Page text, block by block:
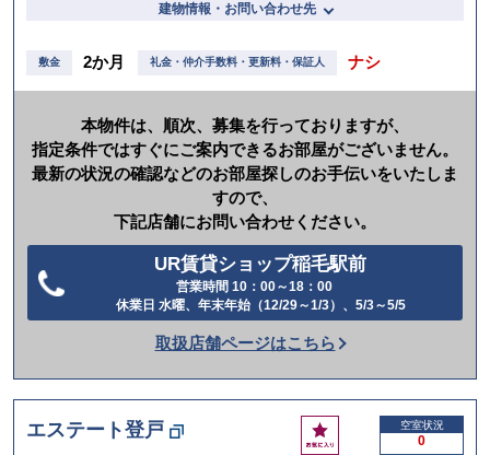
建物情報・お問い合わせ先
敷金 2か月 礼金・仲介手数料・更新料・保証人 ナシ
本物件は、順次、募集を行っておりますが、
指定条件ではすぐにご案内できるお部屋がございません。
最新の状況の確認などのお部屋探しのお手伝いをいたしま
すので、
下記店舗にお問い合わせください。
UR賃貸ショップ稲毛駅前
営業時間 10：00～18：00
休業日 水曜、年末年始（12/29～1/3）、5/3～5/5
話
か
け
る
取扱店舗ページはこちら
エステート登戸
お
気
空室状況
0